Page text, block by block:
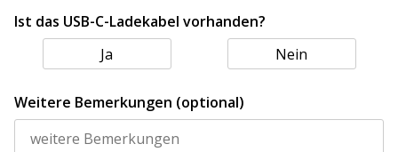
Ist das USB-C-Ladekabel vorhanden?
Ja
Nein
Weitere Bemerkungen (optional)